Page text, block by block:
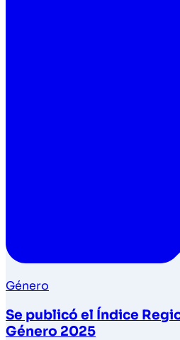
Género
Se publicó el Índice
Género 2025